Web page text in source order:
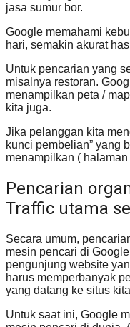
jasa sumur bor.
Google memahami
hari, semakin akurat
Untuk pencarian yang
misalnya restoran.
menampilkan peta /
kita juga.
Jika pelanggan kita
kunci pembelian” yang
menampilkan (
Pencarian
Traffic utama
Secara umum,
mesin pencari di
pengunjung website
harus memperbanyak
yang datang ke situs
Untuk saat ini, Google